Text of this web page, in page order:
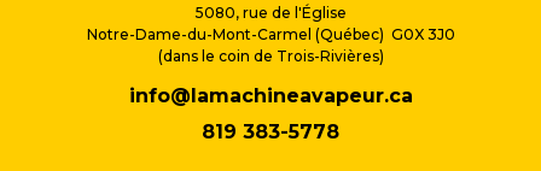
5080, rue de l'Église
Notre-Dame-du-Mont-Carmel (Québec) G0X 3J0
(dans le coin de Trois-Rivières)
info@lamachineavapeur.ca
819 383-5778